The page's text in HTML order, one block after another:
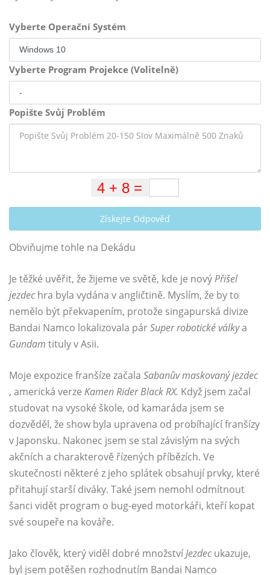
Vyberte Operační Systém
Vyberte Program Projekce (Volitelně)
Popište Svůj Problém
Získejte Odpověď
Obviňujme tohle na Dekádu
Je těžké uvěřit, že žijeme ve světě, kde je novýPřišel
jezdec hra byla vydána v angličtině. Myslím, že by to
nemělo být překvapením, protože singapurská divize
Bandai Namco lokalizovala párSuper robotické válkya
Gundam tituly v Asii.
Moje expozice franšíze začala Sabanův maskovaný jezdec
, americká verze Kamen Rider Black RX. Když jsem začal
studovat na vysoké škole, od kamaráda jsem se
dozvěděl, že show byla upravena od probíhající franšízy
v Japonsku. Nakonec jsem se stal závislým na svých
akčních a charakterově řízených příbězích. Ve
skutečnosti některé z jeho splátek obsahují prvky, které
přitahují starší diváky. Také jsem nemohl odmítnout
šanci vidět program o bug-eyed motorkáři, kteří kopat
své soupeře na kováře.
Jako člověk, který viděl dobré množstvíJezdec ukazuje,
byl jsem potěšen rozhodnutím Bandai Namco